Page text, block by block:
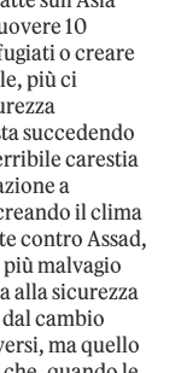
10
o creare
più ci
succedendo
carestia
a
il clima
contro Assad,
malvagio
alla sicurezza
cambio
ma quello